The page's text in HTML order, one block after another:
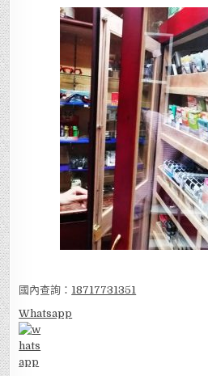
國內查詢： 18717731351
Whatsapp